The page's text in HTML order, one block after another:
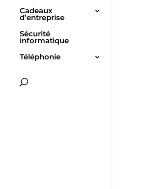
Cadeaux
d’entreprise
Sécurité
informatique
Téléphonie